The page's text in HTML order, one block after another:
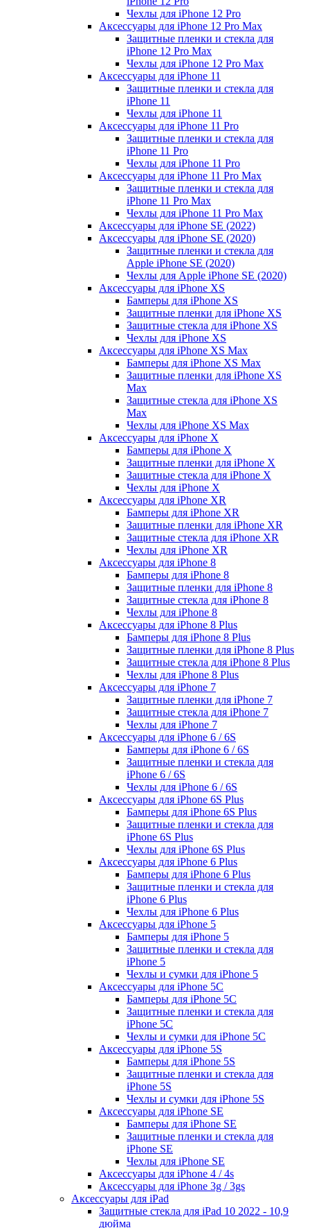
Чехлы для iPhone 12 Pro
Аксессуары для iPhone 12 Pro Max
Защитные пленки и стекла для
iPhone 12 Pro Max
Чехлы для iPhone 12 Pro Max
Аксессуары для iPhone 11
Защитные пленки и стекла для
iPhone 11
Чехлы для iPhone 11
Аксессуары для iPhone 11 Pro
Защитные пленки и стекла для
iPhone 11 Pro
Чехлы для iPhone 11 Pro
Аксессуары для iPhone 11 Pro Max
Защитные пленки и стекла для
iPhone 11 Pro Max
Чехлы для iPhone 11 Pro Max
Аксессуары для iPhone SE (2022)
Аксессуары для iPhone SE (2020)
Защитные пленки и стекла для
Apple iPhone SE (2020)
Чехлы для Apple iPhone SE (2020)
Аксессуары для iPhone ХS
Бамперы для iPhone ХS
Защитные пленки для iPhone ХS
Защитные стекла для iPhone ХS
Чехлы для iPhone ХS
Аксессуары для iPhone ХS Max
Бамперы для iPhone XS Max
Защитные пленки для iPhone XS
Max
Защитные стекла для iPhone XS
Max
Чехлы для iPhone XS Max
Аксессуары для iPhone X
Бамперы для iPhone X
Защитные пленки для iPhone X
Защитные стекла для iPhone X
Чехлы для iPhone X
Аксессуары для iPhone XR
Бамперы для iPhone XR
Защитные пленки для iPhone XR
Защитные стекла для iPhone XR
Чехлы для iPhone XR
Аксессуары для iPhone 8
Бамперы для iPhone 8
Защитные пленки для iPhone 8
Защитные стекла для iPhone 8
Чехлы для iPhone 8
Аксессуары для iPhone 8 Plus
Бамперы для iPhone 8 Plus
Защитные пленки для iPhone 8 Plus
Защитные стекла для iPhone 8 Plus
Чехлы для iPhone 8 Plus
Аксессуары для iPhone 7
Защитные пленки для iPhone 7
Защитные стекла для iPhone 7
Чехлы для iPhone 7
Аксессуары для iPhone 6 / 6S
Бамперы для iPhone 6 / 6S
Защитные пленки и стекла для
iPhone 6 / 6S
Чехлы для iPhone 6 / 6S
Аксессуары для iPhone 6S Plus
Бамперы для iPhone 6S Plus
Защитные пленки и стекла для
iPhone 6S Plus
Чехлы для iPhone 6S Plus
Аксессуары для iPhone 6 Plus
Бамперы для iPhone 6 Plus
Защитные пленки и стекла для
iPhone 6 Plus
Чехлы для iPhone 6 Plus
Аксессуары для iPhone 5
Бамперы для iPhone 5
Защитные пленки и стекла для
iPhone 5
Чехлы и сумки для iPhone 5
Аксессуары для iPhone 5C
Бамперы для iPhone 5C
Защитные пленки и стекла для
iPhone 5C
Чехлы и сумки для iPhone 5C
Аксессуары для iPhone 5S
Бамперы для iPhone 5S
Защитные пленки и стекла для
iPhone 5S
Чехлы и сумки для iPhone 5S
Аксессуары для iPhone SE
Бамперы для iPhone SE
Защитные пленки и стекла для
iPhone SE
Чехлы для iPhone SE
Аксессуары для iPhone 4 / 4s
Аксессуары для iPhone 3g / 3gs
Аксессуары для iPad
Защитные стекла для iPad 10 2022 - 10,9
дюйма